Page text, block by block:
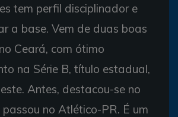
tem perfil disciplinador e
a base. Vem de duas boas
Ceará, com ótimo
na Série B, título estadual,
Antes, destacou-se no
no Atlético-PR. É um